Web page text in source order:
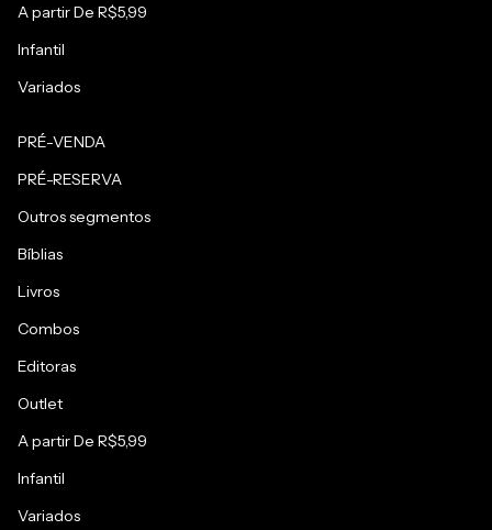
A partir De R$5,99
Infantil
Variados
PRÉ-VENDA
PRÉ-RESERVA
Outros segmentos
Bíblias
Livros
Combos
Editoras
Outlet
A partir De R$5,99
Infantil
Variados